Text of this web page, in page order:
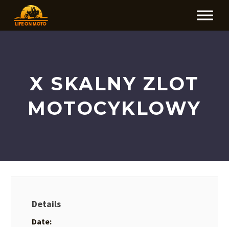
X SKALNY ZLOT
MOTOCYKLOWY
Details
Date: